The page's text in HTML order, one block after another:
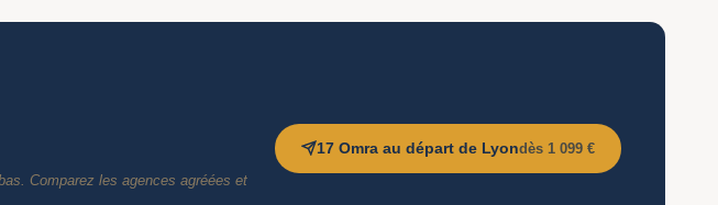
17 Omra au départ de Lyondès 1 099 €